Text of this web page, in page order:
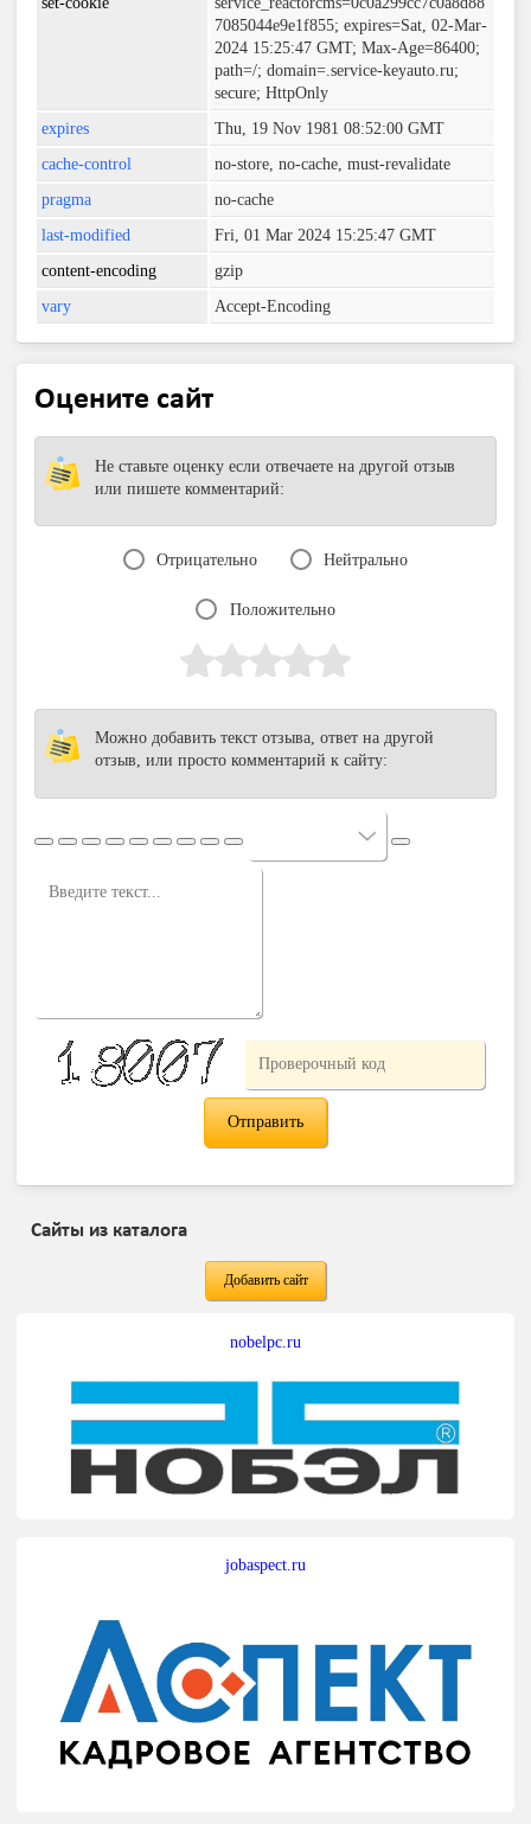
7085044e9e1f855; expires=Sat, 02-Mar-
2024 15:25:47 GMT; Max-Age=86400;
path=/; domain=.service-keyauto.ru;
secure; HttpOnly
expires
Thu, 19 Nov 1981 08:52:00 GMT
cache-control
no-store, no-cache, must-revalidate
pragma
no-cache
last-modified
Fri, 01 Mar 2024 15:25:47 GMT
content-encoding
gzip
vary
Accept-Encoding
Оцените сайт
Не ставьте оценку если отвечаете на другой отзыв
или пишете комментарий:
Отрицательно Нейтрально
Положительно
Можно добавить текст отзыва, ответ на другой
отзыв, или просто комментарий к сайту:
Сайты из каталога
Добавить сайт
nobelpc.ru
jobaspect.ru